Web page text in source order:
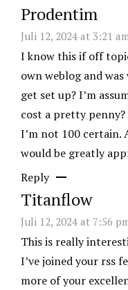
Prodentim
Juli 12, 2024 at 3:21 am
I know this if off
own weblog and
get set up? I’m
cost a pretty
I’m not 100 certain.
would be greatly
Reply
Titanflow
Juli 12, 2024 at 7:56
This is really
I’ve joined your rss
more of your